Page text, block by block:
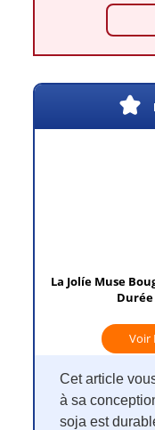
La Jolíe Muse
Durée
Voir
Cet article
à sa
soja est